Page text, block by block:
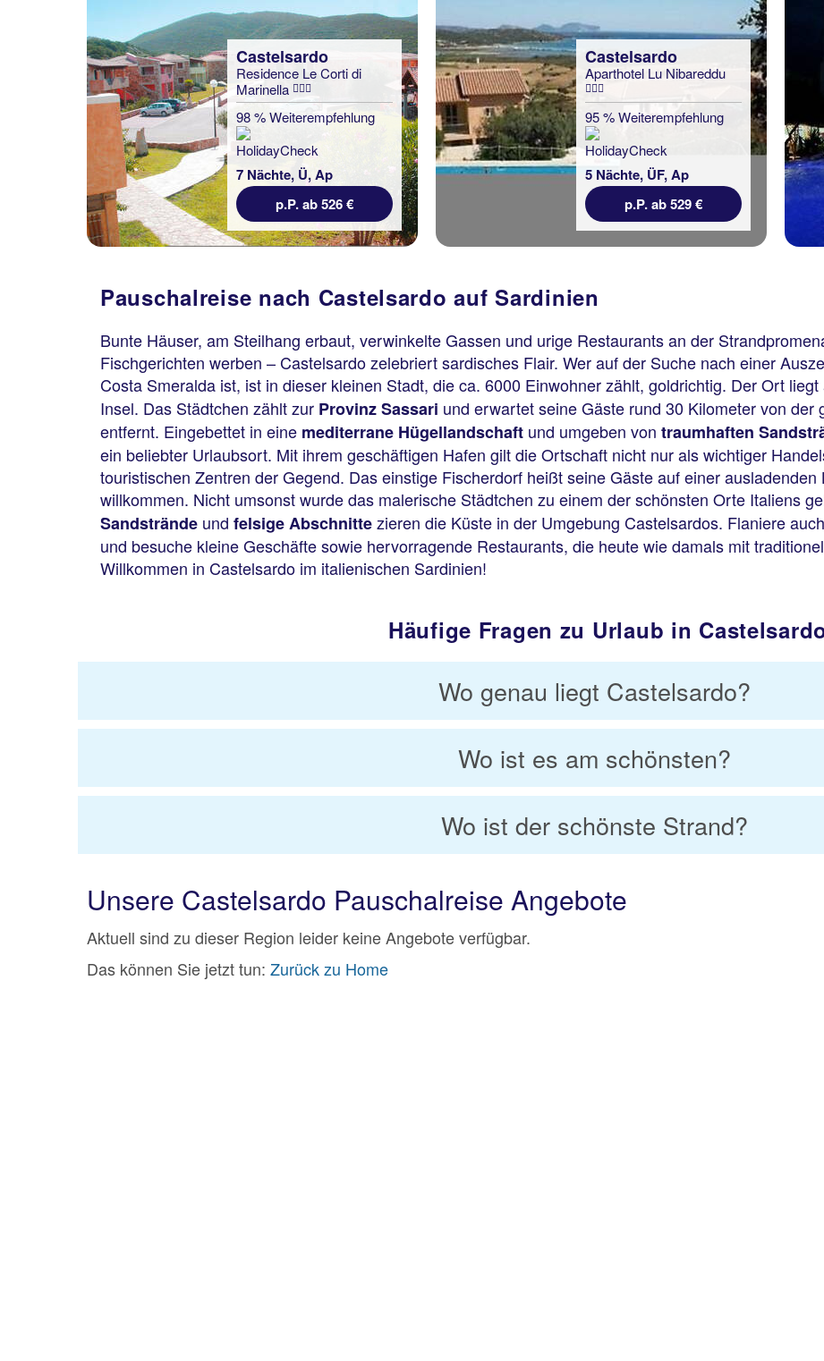
Castelsardo
Residence Le Corti di
Marinella
98 % Weiterempfehlung
7 Nächte, Ü, Ap
p.P. ab 526 €
Castelsardo
Aparthotel Lu Nibareddu
95 % Weiterempfehlung
5 Nächte, ÜF, Ap
p.P. ab 529 €
Pauschalreise nach Castelsardo auf Sardinien
Bunte Häuser, am Steilhang erbaut, verwinkelte Gassen und urige Restaurants an der
Fischgerichten werben – Castelsardo zelebriert sardisches Flair. Wer auf der Suche nach einer
Costa Smeralda ist, ist in dieser kleinen Stadt, die ca. 6000 Einwohner zählt, goldrichtig. Der Ort liegt
Insel. Das Städtchen zählt zur Provinz Sassari und erwartet seine Gäste rund 30 Kilometer von der
entfernt. Eingebettet in eine mediterrane Hügellandschaft und umgeben von traumhaften
ein beliebter Urlaubsort. Mit ihrem geschäftigen Hafen gilt die Ortschaft nicht nur als wichtiger
touristischen Zentren der Gegend. Das einstige Fischerdorf heißt seine Gäste auf einer
willkommen. Nicht umsonst wurde das malerische Städtchen zu einem der schönsten Orte Italiens
Sandstrände und felsige Abschnittezieren die Küste in der Umgebung Castelsardos. Flaniere
und besuche kleine Geschäfte sowie hervorragende Restaurants, die heute wie damals mit
Willkommen in Castelsardo im italienischen Sardinien!
Häufige Fragen zu Urlaub in
Wo genau liegt Castelsardo?
Wo ist es am schönsten?
Wo ist der schönste Strand?
Unsere Castelsardo Pauschalreise Angebote
Aktuell sind zu dieser Region leider keine Angebote verfügbar.
Das können Sie jetzt tun: Zurück zu Home